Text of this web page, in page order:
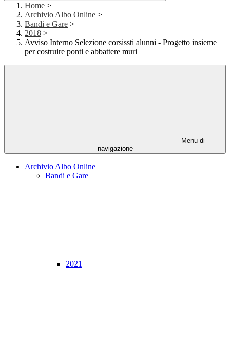
Home >
Archivio Albo Online >
Bandi e Gare >
2018 >
Avviso Interno Selezione corsissti alunni - Progetto insieme
per costruire ponti e abbattere muri
Menu di
navigazione
Archivio Albo Online
Bandi e Gare
2021